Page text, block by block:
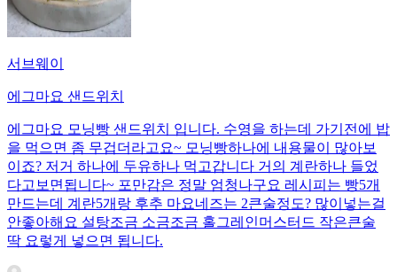
서브웨이
에그마요 샌드위치
에그마요 모닝빵 샌드위치 입니다. 수영을 하는데 가기전에 밥
을 먹으면 좀 무겁더라고요~ 모닝빵하나에 내용물이 많아보
이죠? 저거 하나에 두유하나 먹고갑니다 거의 계란하나 들었
다고보면됩니다~ 포만감은 정말 엄청나구요 레시피는 빵5개
만드는데 계란5개랑 후추 마요네즈는 2큰술정도? 많이넣는걸
안좋아해요 설탕조금 소금조금 홀그레인머스터드 작은큰술
딱 요렇게 넣으면 됩니다.